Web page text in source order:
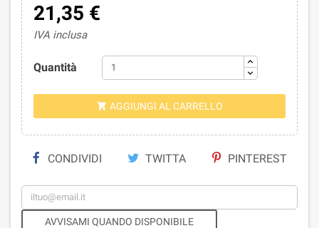
21,35 €
IVA inclusa
Quantità
 AGGIUNGI AL CARRELLO
CONDIVIDI TWITTA PINTEREST
AVVISAMI QUANDO DISPONIBILE